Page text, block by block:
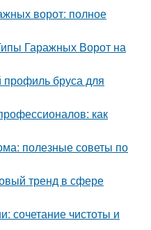
ворот: полное
Гаражных Ворот на
бруса для
как
полезные советы по
тренд в сфере
сочетание чистоты и